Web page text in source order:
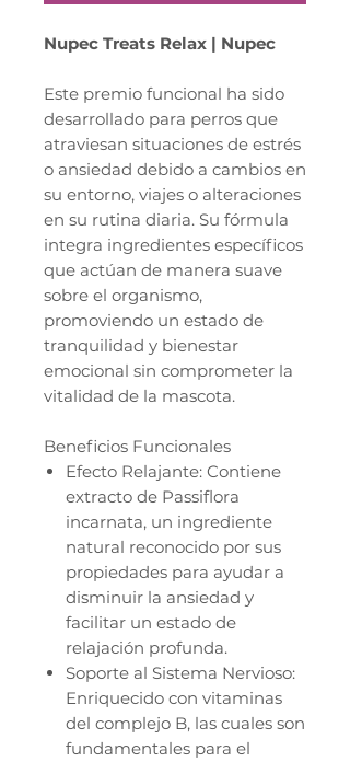
Nupec Treats Relax | Nupec
Este premio funcional ha sido
desarrollado para perros que
atraviesan situaciones de estrés
o ansiedad debido a cambios en
su entorno, viajes o alteraciones
en su rutina diaria. Su fórmula
integra ingredientes específicos
que actúan de manera suave
sobre el organismo,
promoviendo un estado de
tranquilidad y bienestar
emocional sin comprometer la
vitalidad de la mascota.
Beneficios Funcionales
Efecto Relajante: Contiene
extracto de Passiflora
incarnata, un ingrediente
natural reconocido por sus
propiedades para ayudar a
disminuir la ansiedad y
facilitar un estado de
relajación profunda.
Soporte al Sistema Nervioso:
Enriquecido con vitaminas
del complejo B, las cuales son
fundamentales para el